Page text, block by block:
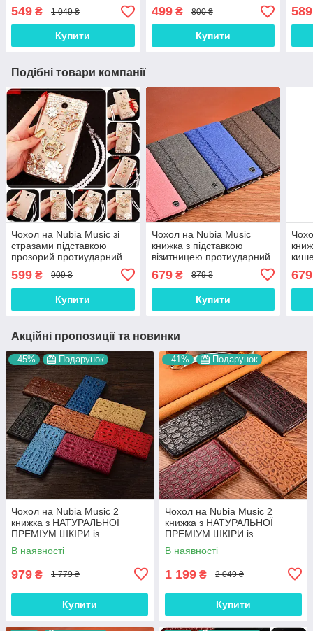
549 ₴ 1 049 ₴
Купити
499₴ 800 ₴
Купити
589
Подібні товари компанії
Чохол на Nubia Music зі
стразами підставкою
прозорий протиударний
599 ₴ 909 ₴
Купити
Чохол на Nubia Music
книжка з підставкою
візитницею протиударний
магнітний вологостійкий
"PRIVILEGE"
679₴ 879 ₴
Купити
679
Акційні пропозиції та новинки
–45% Подарунок
Чохол на Nubia Music 2
книжка з НАТУРАЛЬНОЇ
ПРЕМІУМ ШКІРИ із
підставкою протиударний
магнітний 3D "CROCOHEAD"
В наявності
979 ₴ 1 779 ₴
Купити
–41% Подарунок
Чохол на Nubia Music 2
книжка з НАТУРАЛЬНОЇ
ПРЕМІУМ ШКІРИ із
підставкою протиударний
магнітний "JACOSA"
В наявності
1 199 ₴ 2 049 ₴
Купити